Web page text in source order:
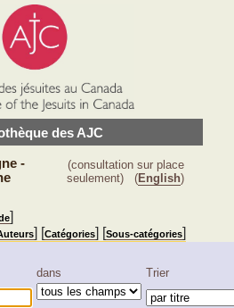
des AJC
-
(consultation sur place
seulement) (English)
]
] [Catégories] [Sous-catégories]
dans Trier